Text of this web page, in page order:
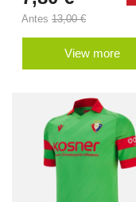
Antes 13,00 €
View more